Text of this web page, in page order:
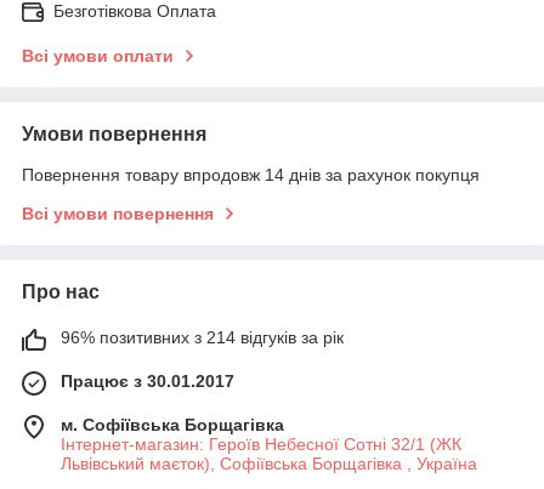
Безготівкова Оплата
Всі умови оплати
Умови повернення
Повернення товару впродовж 14 днів за рахунок покупця
Всі умови повернення
Про нас
96% позитивних з 214 відгуків за рік
Працює з 30.01.2017
м. Софіївська Борщагівка
Інтернет-магазин: Героїв Небесної Сотні 32/1 (ЖК
Львівський маєток), Софіївська Борщагівка , Україна